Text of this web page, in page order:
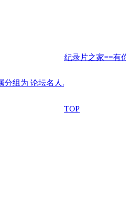
纪录片之家==有
TOP